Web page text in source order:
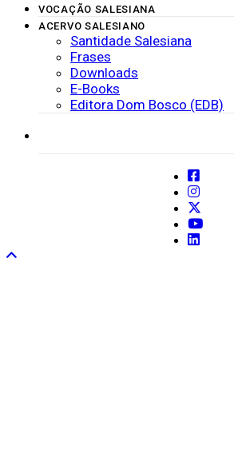
VOCAÇÃO SALESIANA
ACERVO SALESIANO
Santidade Salesiana
Frases
Downloads
E-Books
Editora Dom Bosco (EDB)